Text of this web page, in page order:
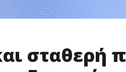
σταθερή